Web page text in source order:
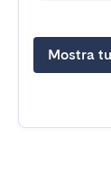
Mostra